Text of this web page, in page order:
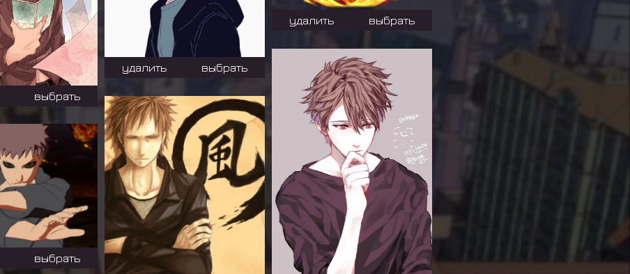
удалить выбрать
удалить
выбрать
выбрать
выбрать